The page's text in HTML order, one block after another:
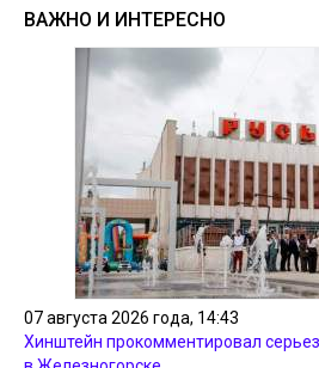
ВАЖНО И ИНТЕРЕСНО
07 августа 2026 года, 14:43
Хинштейн прокомментировал